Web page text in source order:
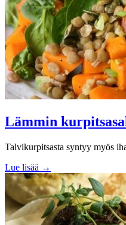
Lämmin
Talvikurpitsasta syntyy myös
Lue lisää →